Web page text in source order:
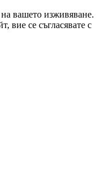
вашето изживяване.
вие се съгласявате с